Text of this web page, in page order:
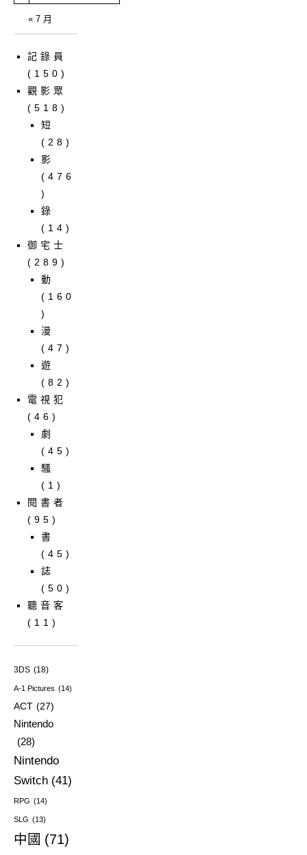
« 7 月
記錄員
(150)
觀影眾
(518)
短
(28)
影
(476
)
錄
(14)
御宅士
(289)
動
(160
)
漫
(47)
遊
(82)
電視犯
(46)
劇
(45)
騷
(1)
閱書者
(95)
書
(45)
誌
(50)
聽音客
(11)
3DS (18)
A-1 Pictures (14)
ACT (27)
Nintendo
(28)
Nintendo
Switch (41)
RPG (14)
SLG (13)
中國 (71)